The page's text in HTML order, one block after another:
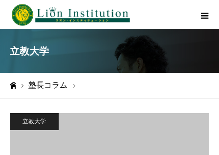
立教大学
塾長コラム
立教大学